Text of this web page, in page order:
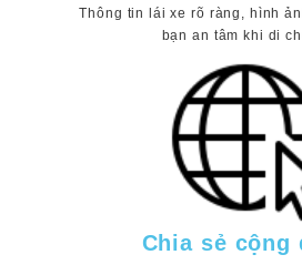
Thông tin lái xe rõ ràng, hình
bạn an tâm khi di
Chia sẻ cộng